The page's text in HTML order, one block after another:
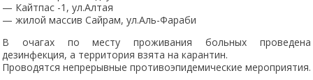
— Кайтпас -1, ул.Алтая
— жилой массив Сайрам, ул.Аль-Фараби
В очагах по месту проживания больных проведена
дезинфекция, а территория взята на карантин.
Проводятся непрерывные противоэпидемические мероприятия.